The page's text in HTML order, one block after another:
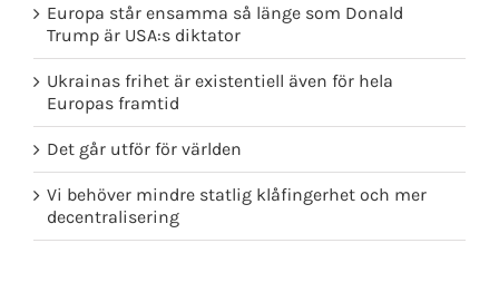
Europa står ensamma så länge som Donald
Trump är USA:s diktator
Ukrainas frihet är existentiell även för hela
Europas framtid
Det går utför för världen
Vi behöver mindre statlig klåfingerhet och mer
decentralisering